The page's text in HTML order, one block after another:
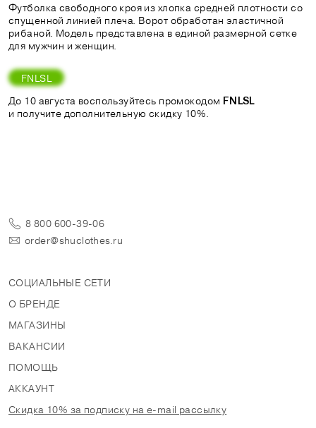
Футболка свободного кроя из хлопка средней плотности со
спущенной линией плеча. Ворот обработан эластичной
рибаной. Модель представлена в единой размерной сетке
для мужчин и женщин.
FNLSL
До 10 августа воспользуйтесь промокодом FNLSL
и получите дополнительную скидку 10%.
8 800 600-39-06
order@shuclothes.ru
СОЦИАЛЬНЫЕ СЕТИ
О БРЕНДЕ
МАГАЗИНЫ
ВАКАНСИИ
ПОМОЩЬ
АККАУНТ
Скидка 10% за подписку на e-mail рассылку